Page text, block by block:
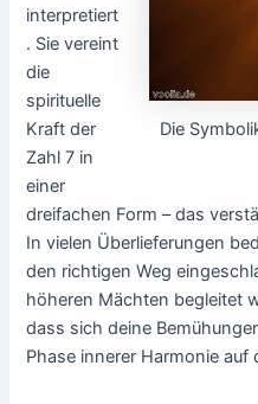
Die
interpretiert
. Sie vereint
die
spirituelle
Kraft der
Zahl 7 in
einer
dreifachen Form – das
In vielen Überlieferungen
den richtigen Weg
höheren Mächten begleitet
dass sich deine
Phase innerer Harmonie auf